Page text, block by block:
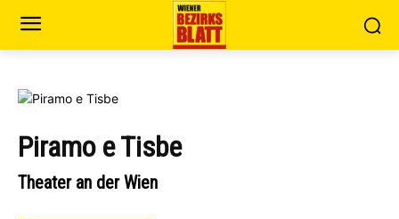
Piramo e Tisbe
Theater an der Wien